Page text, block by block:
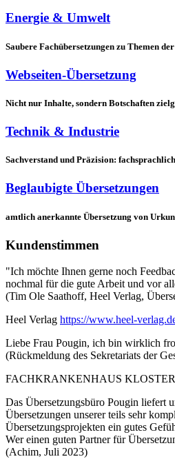
Energie & Umwelt
Saubere Fachübersetzungen zu Themen
Webseiten-Übersetzung
Nicht nur Inhalte, sondern Botschaften
Technik & Industrie
Sachverstand und Präzision:
Beglaubigte Übersetzungen
amtlich anerkannte Übersetzung von
Kundenstimmen
"Ich möchte Ihnen gerne noch
nochmal für die gute Arbeit und vor
(Tim Ole Saathoff, Heel Verlag,
Heel Verlag https://www.heel-
Liebe Frau Pougin, ich bin wirklich
(Rückmeldung des Sekretariats der
FACHKRANKENHAUS
Das Übersetzungsbüro Pougin liefert
Übersetzungen unserer teils sehr
Übersetzungsprojekten ein gutes
Wer einen guten Partner für
(Achim, Juli 2023)